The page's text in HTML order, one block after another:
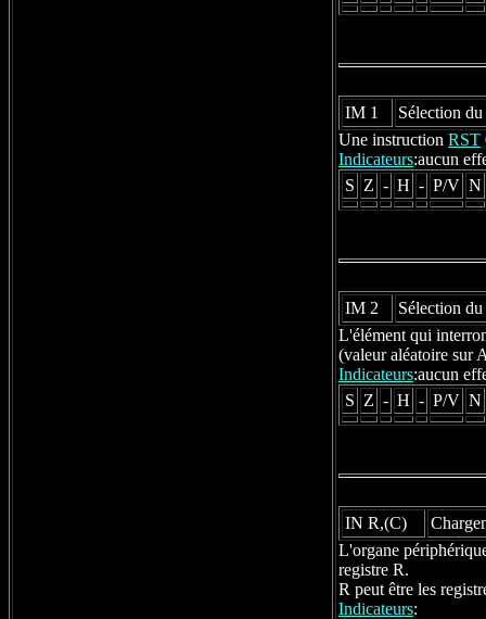
IM 1
Sélection
Une instruction RST
Indicateurs:aucun
S Z - H - P/V N
IM 2
Sélection
L'élément qui
(valeur aléatoire sur
Indicateurs:aucun
S Z - H - P/V N
IN R,(C)
L'organe
registre R.
R peut être les
Indicateurs: